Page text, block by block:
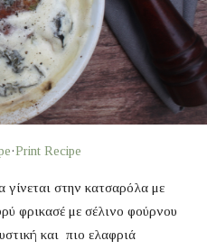
·Print Recipe
γίνεται στην κατσαρόλα με
φρικασέ με σέλινο φούρνου
και πιο ελαφριά